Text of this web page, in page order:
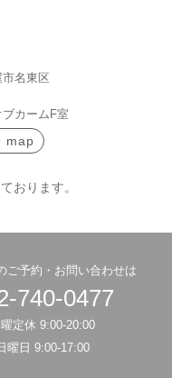
名東区
カームF室
map
おります。
ご予約・お問い合わせは
740-0477
定休 9:00-20:00
曜日 9:00-17:00